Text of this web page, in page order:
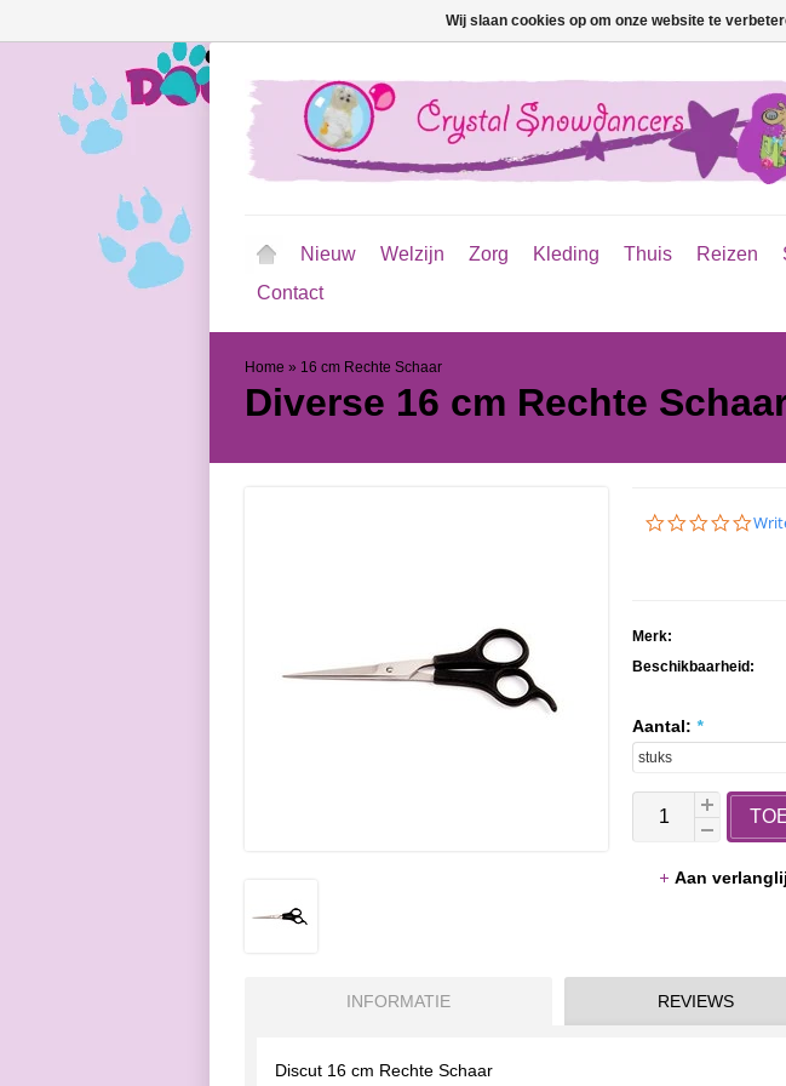
Nieuw Welzijn Zorg Kleding Thuis Reizen
Contact
Home » 16 cm Rechte Schaar
Diverse 16 cm Rechte
0.0
Merk:
Beschikbaarheid:
Aantal: *
Aan
INFORMATIE REVIEWS
Discut 16 cm Rechte Schaar
Wij slaan cookies op om onze website te